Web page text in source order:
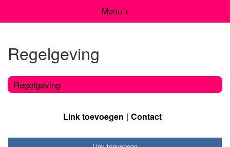
Menu +
Regelgeving
Regelgeving
Link toevoegen Contact